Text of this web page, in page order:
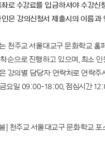
수강료를 입금하셔야 수강신
은 강의신청서 제출시의 이름과
천주교 서울대교구 문화학교
순으로 진행하고 있으며, 최소
강의별 담당자 연락처로 연락주
요일 09:00-18:00, 점심시간
천주교 서울대교구 문화학교 포